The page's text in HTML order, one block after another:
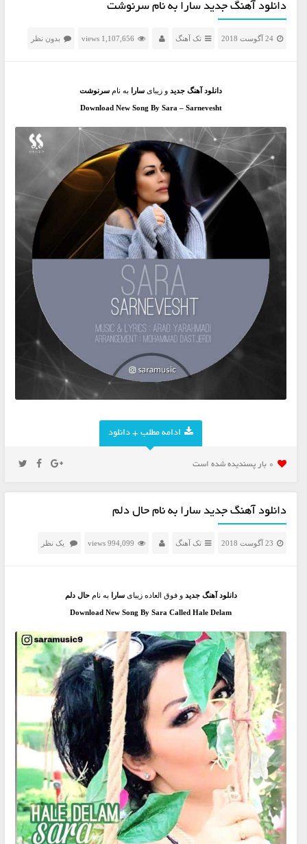
دانلود آهنگ جدید سارا به نام سرنوشت
24 آگوست 2018 تک آهنگ 1,107,656 views بدون نظر
دانلود آهنگ جدیدو زیبای سارا به نام سرنوشت
Download New Song By Sara – Sarnevesht
ادامه مطلب + دانلود
0 بار پسنديده شده است
دانلود آهنگ جدید سارا به نام حال دلم
23 آگوست 2018 تک آهنگ 994,099 views یک نظر
دانلود آهنگ جدید و فوق العاده زیبایسارا به نامحال دلم
Download New Song By Sara Called Hale Delam